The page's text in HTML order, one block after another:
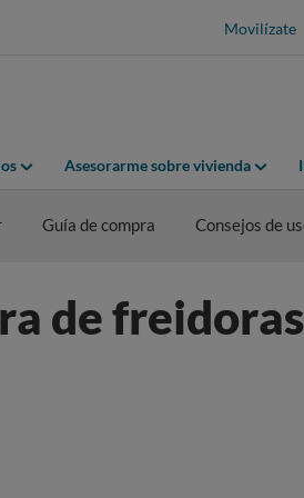
Movilízate
Asesorarme sobre vivienda
Guía de compra Consejos de
de freidoras